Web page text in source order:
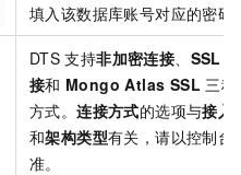
填入该数据库账号对应的密码
DTS 支持非加密连接 SSL
接和 Mongo Atlas SSL 三
方式。连接方式的选项与接入
和架构类型有关，请以控制台
准。